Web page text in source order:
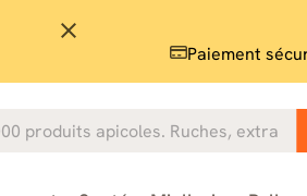
close
Paiement